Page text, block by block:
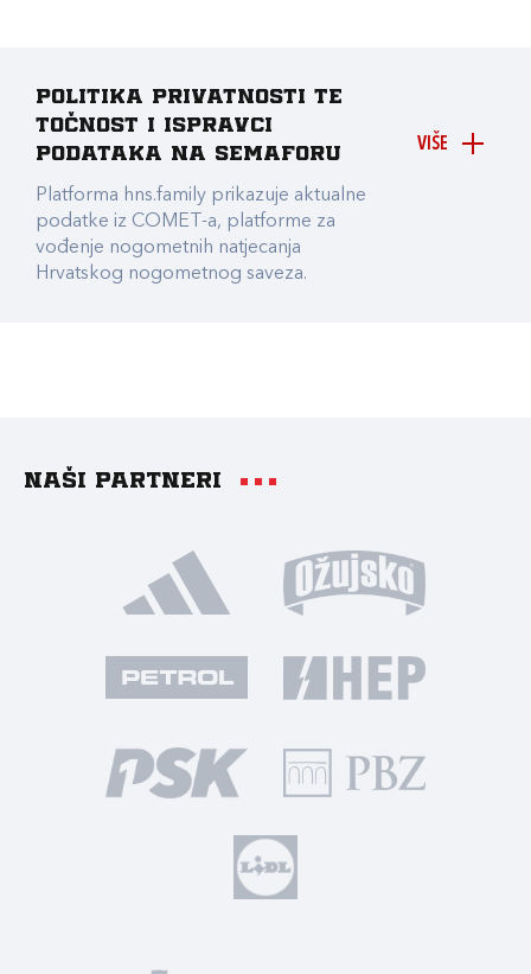
VIŠE
Politika privatnosti te
točnost i ispravci
podataka na Semaforu
Platforma hns.family prikazuje aktualne
podatke iz COMET-a, platforme za
vođenje nogometnih natjecanja
Hrvatskog nogometnog saveza.
Naši partneri